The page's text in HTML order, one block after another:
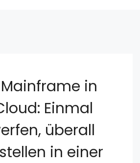
in
Einmal
überall
in einer